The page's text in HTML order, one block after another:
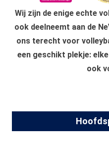
Wij zijn de enige echte
ook deelneemt aan de
ons terecht voor
een geschikt plekje:
ook